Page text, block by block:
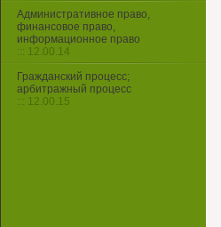
Административное право,
финансовое право,
информационное право
::: 12.00.14
Гражданский процесс;
арбитражный процесс
::: 12.00.15